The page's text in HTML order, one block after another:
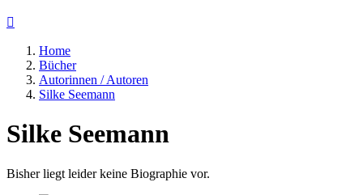

Home
Bücher
Autorinnen / Autoren
Silke Seemann
Silke Seemann
Bisher liegt leider keine Biographie vor.